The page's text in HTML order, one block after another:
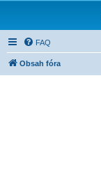
FAQ
Obsah fóra